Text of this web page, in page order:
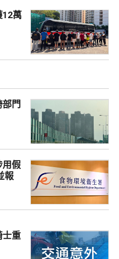
萬
門
用假
士重